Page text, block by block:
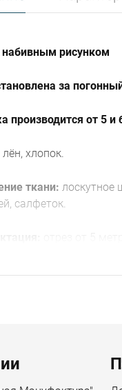
набивным рисунком
за
производится от 5 и
лён, хлопок.
ткани: лоскутное
салфеток.
упаковки 40 см
упаковки 5 см